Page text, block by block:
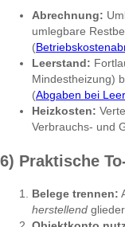
Abrechnung:
umlegbare
(
Leerstand:
Mindestheizung)
(Abgaben bei
Heizkosten:
Verbrauchs- und
6) Praktische
Belege trennen:
herstellend